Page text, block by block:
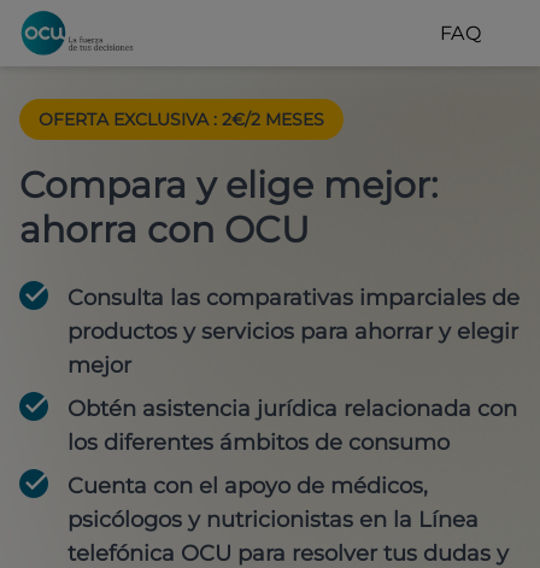
FAQ
OFERTA EXCLUSIVA : 2€/2 MESES
Compara y elige mejor:
ahorra con OCU
Consulta las comparativas imparciales de
productos y servicios para ahorrar y elegir
mejor
Obtén asistencia jurídica relacionada con
los diferentes ámbitos de consumo
Cuenta con el apoyo de médicos,
psicólogos y nutricionistas en la Línea
telefónica OCU para resolver tus dudas y